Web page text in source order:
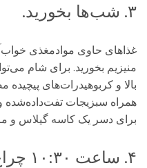
۳. شب‌ها بخورید.
غذاهای حاوی موادمغذی
منیزیم بخورید. برای شام
بالا و کربوهیدرات‌های
همراه سبزیجات
برای دسر یک کاسه گیلاس و
۴. ساعت ۱۰:۳۰ چراغ‌ها را خاموش کنید.